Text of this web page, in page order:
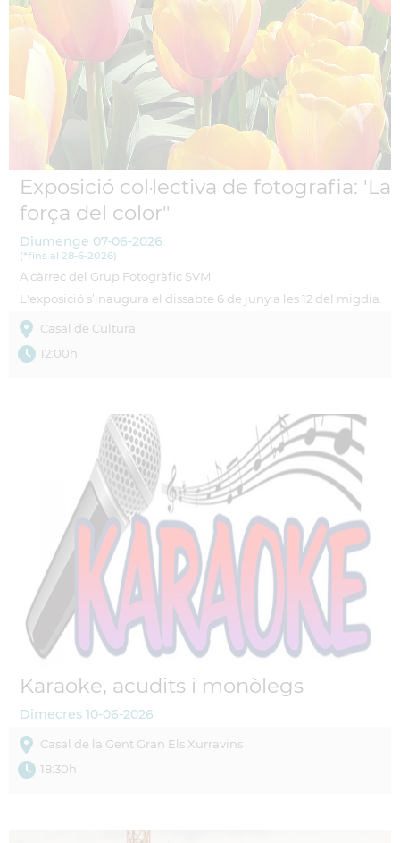
Exposició col·lectiva de fotografia: 'La
força del color"
Diumenge 07-06-2026
(*fins al 28-6-2026)
A càrrec del Grup Fotogràfic SVM
L'exposició s’inaugura el dissabte 6 de juny a les 12 del migdia.
Casal de Cultura
12:00h
Karaoke, acudits i monòlegs
Dimecres 10-06-2026
Casal de la Gent Gran Els Xurravins
18:30h